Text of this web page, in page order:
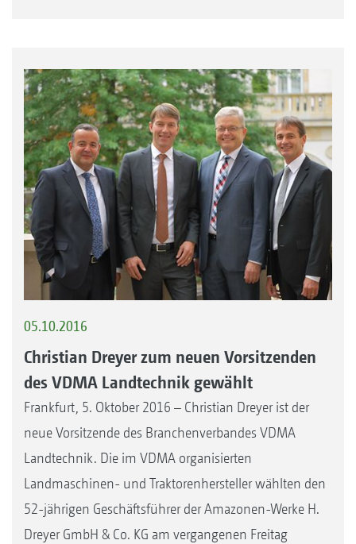
05.10.2016
Christian Dreyer zum neuen Vorsitzenden
des VDMA Landtechnik gewählt
Frankfurt, 5. Oktober 2016 – Christian Dreyer ist der
neue Vorsitzende des Branchenverbandes VDMA
Landtechnik. Die im VDMA organisierten
Landmaschinen- und Traktorenhersteller wählten den
52-jährigen Geschäftsführer der Amazonen-Werke H.
Dreyer GmbH & Co. KG am vergangenen Freitag